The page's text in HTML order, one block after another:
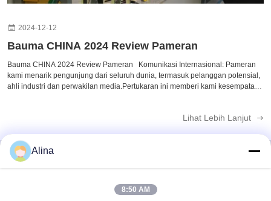
2024-12-12
Bauma CHINA 2024 Review Pameran
Bauma CHINA 2024 Review Pameran Komunikasi Internasional: Pameran
kami menarik pengunjung dari seluruh dunia, termasuk pelanggan potensial,
ahli industri dan perwakilan media.Pertukaran ini memberi kami kesempatan
Kerjasama: Selama pameran, kami melakukan negosiasi bisnis yang
Lihat Lebih Lanjut
Alina
8:50 AM